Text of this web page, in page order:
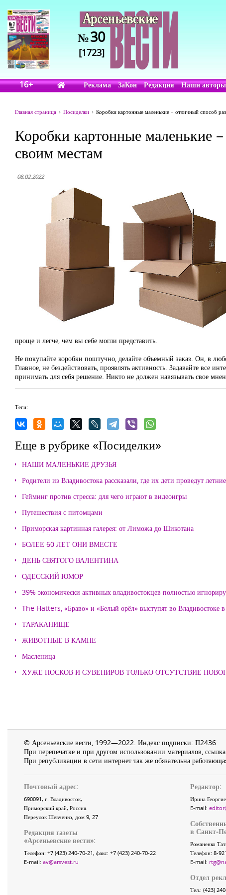
№30
[1723]
16+ Реклама ЗаКон Редакция Наши авторы
Главная страница Посиделки Коробки картонные маленькие – отличный способ
Коробки картонные маленькие
своим местам
08.02.2022
проще и легче, чем вы себе могли представить.
Не покупайте коробки поштучно, делайте объемный заказ. Он, в
Главное, не бездействовать, проявлять активность. Задавайте
принимать для себя решение. Никто не должен навязывать свое
Теги:
Еще в рубрике «Посиделки»
НАШИ МАЛЕНЬКИЕ ДРУЗЬЯ
Родители из Владивостока рассказали, где их дети проведут
Гейминг против стресса: для чего играют в видеоигры
Путешествия с питомцами
Приморская картинная галерея: от Лиможа до Шикотана
БОЛЕЕ 60 ЛЕТ ОНИ ВМЕСТЕ
ДЕНЬ СВЯТОГО ВАЛЕНТИНА
ОДЕССКИЙ ЮМОР
39% экономически активных владивостокцев полностью
The Hatters, «Браво» и «Белый орёл» выступят во Владивостоке
ТАРАКАНИЩЕ
ЖИВОТНЫЕ В КАМНЕ
Масленица
ХУЖЕ НОСКОВ И СУВЕНИРОВ ТОЛЬКО ОТСУТСТВИЕ
© Арсеньевские вести, 1992—2022. Индекс подписки: П2436
При перепечатке и при другом использовании материалов,
При републикации в сети интернет так же обязательна
Почтовый адрес:
690091, г. Владивосток,
Приморский край, Россия.
Переулок Шевченко, дом 9, 27
Редакция газеты
«Арсеньевские вести»:
Телефон: +7 (423) 240-70-21, факс: +7 (423) 240-70-22
E-mail: av@arsvest.ru
Редактор:
Ирина
E-mail:
в Санкт-
Романенко
Телефон: 8-
E-mail:
Отдел
Тел.: (423)